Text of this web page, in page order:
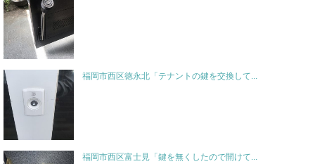
福岡市西区徳永北「テナントの鍵を交換して...
福岡市西区富士見「鍵を無くしたので開けて...